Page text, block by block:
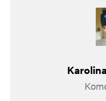
Petr
25. 11. 2025 (5:34)
Autorka ma
Putin je zly a hrozny.
valky. Neuskodi si